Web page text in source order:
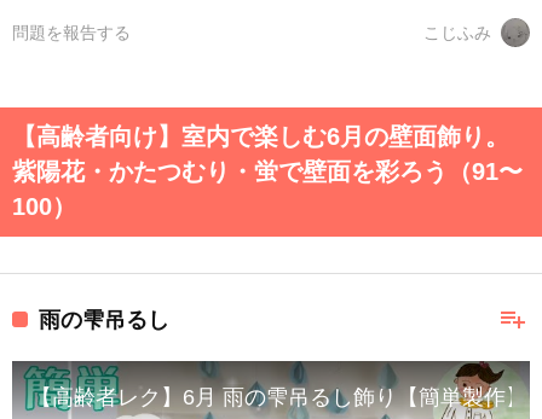
こじふみ
問題を報告する
【高齢者向け】室内で楽しむ6月の壁面飾り。
紫陽花・かたつむり・蛍で壁面を彩ろう（91〜
100）
playlist_add
雨の雫吊るし
【高齢者レク】6月 雨の雫吊るし飾り【簡単製作】